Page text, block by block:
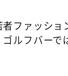
ファッシ
ルフバーで